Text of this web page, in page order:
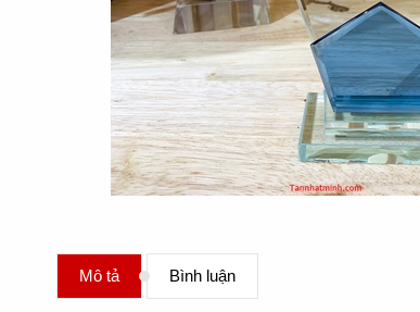
Mô tả Bình luận